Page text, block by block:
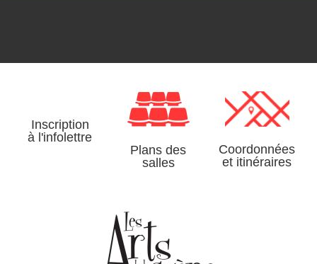
Inscription
à l'infolettre
Plans des
salles
Coordonnées
et itinéraires